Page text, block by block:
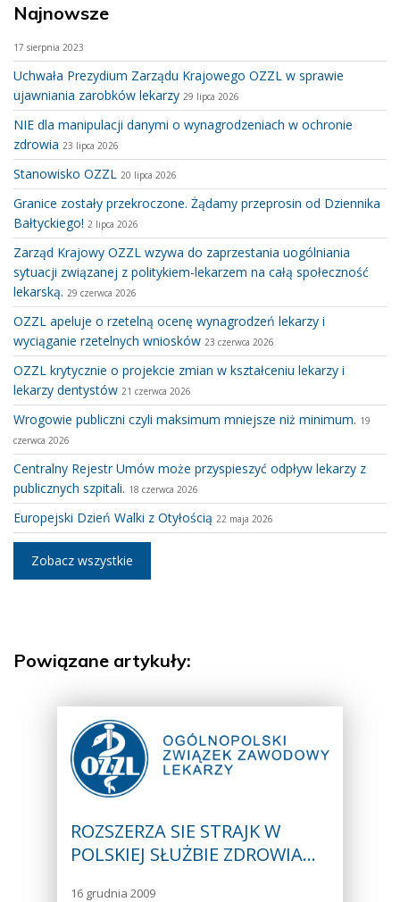
Najnowsze
17 sierpnia 2023
Uchwała Prezydium Zarządu Krajowego OZZL w sprawie
ujawniania zarobków lekarzy 29 lipca 2026
NIE dla manipulacji danymi o wynagrodzeniach w ochronie
zdrowia 23 lipca 2026
Stanowisko OZZL 20 lipca 2026
Granice zostały przekroczone. Żądamy przeprosin od Dziennika
Bałtyckiego! 2 lipca 2026
Zarząd Krajowy OZZL wzywa do zaprzestania uogólniania
sytuacji związanej z politykiem-lekarzem na całą społeczność
lekarską. 29 czerwca 2026
OZZL apeluje o rzetelną ocenę wynagrodzeń lekarzy i
wyciąganie rzetelnych wniosków 23 czerwca 2026
OZZL krytycznie o projekcie zmian w kształceniu lekarzy i
lekarzy dentystów 21 czerwca 2026
Wrogowie publiczni czyli maksimum mniejsze niż minimum. 19
czerwca 2026
Centralny Rejestr Umów może przyspieszyć odpływ lekarzy z
publicznych szpitali. 18 czerwca 2026
Europejski Dzień Walki z Otyłością 22 maja 2026
Zobacz wszystkie
Powiązane artykuły:
ROZSZERZA SIE STRAJK W
POLSKIEJ SŁUŻBIE ZDROWIA…
16 grudnia 2009